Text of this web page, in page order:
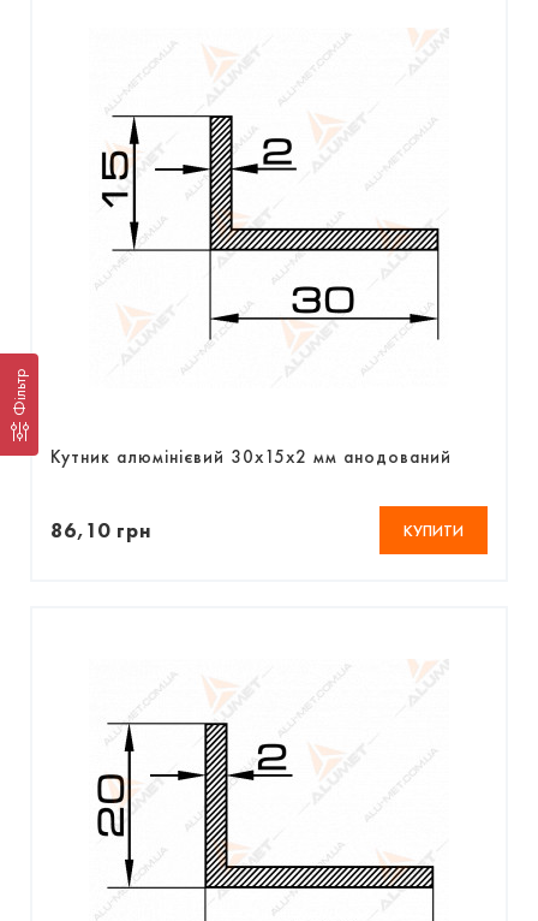
Фільтр
Кутник алюмінієвий 30х15х2 мм анодований
86,10 грн КУПИТИ